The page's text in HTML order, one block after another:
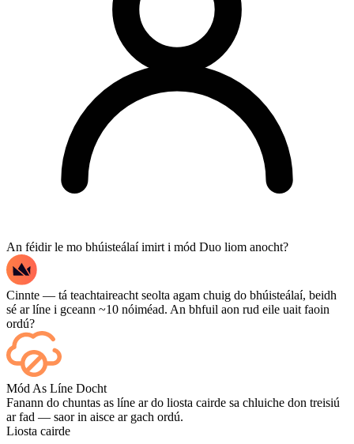
An féidir le mo bhúisteálaí imirt i mód Duo liom anocht?
Cinnte — tá teachtaireacht seolta agam chuig do bhúisteálaí, beidh
sé ar líne i gceann ~10 nóiméad. An bhfuil aon rud eile uait faoin
ordú?
Sea — taispeántar gach cluiche ar do dheais de réir mar a
chríochnaíonn sé, agus más mian leat féachaint ar na cluichí iad féin,
cuir Streaming leis ag an tseiceáil amach.
Mód As Líne Docht
Fanann do chuntas as líne ar do liosta cairde sa chluiche don treisiú
ar fad — saor in aisce ar gach ordú.
Liosta cairde